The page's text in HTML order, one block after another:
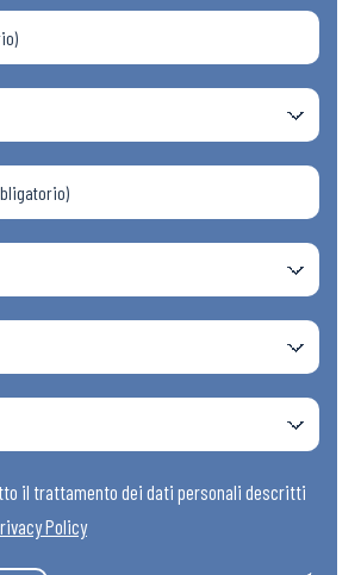
il trattamento dei dati personali descritti
Policy